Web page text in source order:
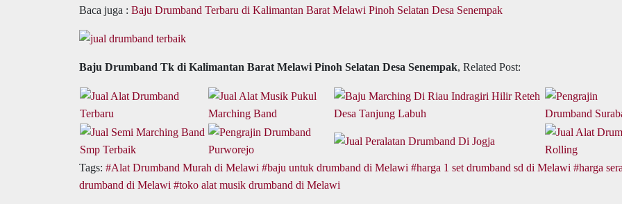
Baca juga : Baju Drumband Terbaru di Kalimantan Barat Melawi Pinoh Selatan Desa Senempak
Baju Drumband Tk di Kalimantan Barat Melawi Pinoh Selatan Desa Senempak, Related Post:
Tags: Alat Drumband Murah di Melawi baju untuk drumband di Melawi harga 1 set drumband sd di Melawi
harga
drumband di Melawi
toko alat musik drumband di Melawi